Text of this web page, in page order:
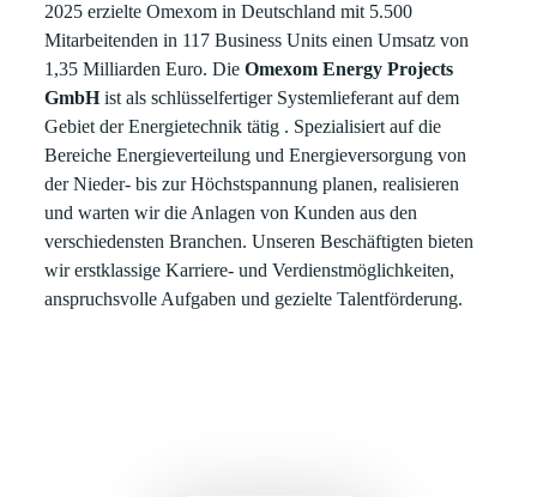
2025 erzielte Omexom in Deutschland mit 5.500
Mitarbeitenden in 117 Business Units einen Umsatz von
1,35 Milliarden Euro. DieOmexom Energy Projects
GmbHist als schlüsselfertiger Systemlieferant auf dem
Gebiet der Energietechnik tätig . Spezialisiert auf die
Bereiche Energieverteilung und Energieversorgung von
der Nieder- bis zur Höchstspannung planen, realisieren
und warten wir die Anlagen von Kunden aus den
verschiedensten Branchen. Unseren Beschäftigten bieten
wir erstklassige Karriere- und Verdienstmöglichkeiten,
anspruchsvolle Aufgaben und gezielte Talentförderung.